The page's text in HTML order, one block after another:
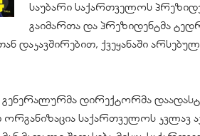
საუბარი საქართველოს
გაიმართა და პრეზიდენტმა
დაკავშირებით, ქვეყანაში
გენერალურმა დირექტორმა
საქართველოს კვლავ